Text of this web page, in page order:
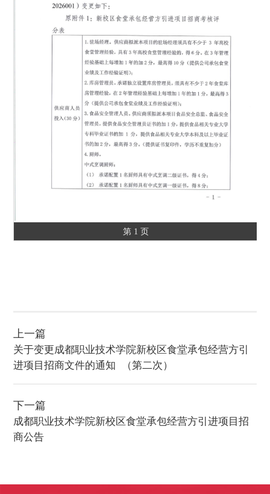
第 1 页
上一篇
关于变更成都职业技术学院新校区食堂承包经营方引
进项目招商文件的通知  （第二次）
下一篇
成都职业技术学院新校区食堂承包经营方引进项目招
商公告